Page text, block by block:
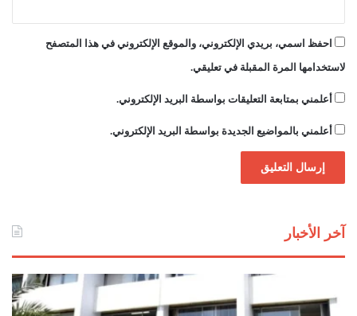
احفظ اسمي، بريدي الإلكتروني، والموقع الإلكتروني في هذا المتصفح
لاستخدامها المرة المقبلة في تعليقي.
أعلمني بمتابعة التعليقات بواسطة البريد الإلكتروني.
أعلمني بالمواضيع الجديدة بواسطة البريد الإلكتروني.
آخر الأخبار